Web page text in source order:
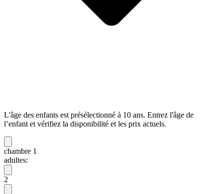
L'âge des enfants est présélectionné à 10 ans. Entrez l'âge de
l’enfant et vérifiez la disponibilité et les prix actuels.
chambre 1
adultes:
2